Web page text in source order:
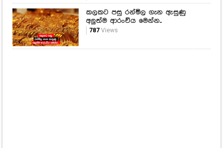
කලකට පසු රන්මිල ගැන ඇසුණු
අලුත්ම ආරංචිය මෙන්න..
787Views